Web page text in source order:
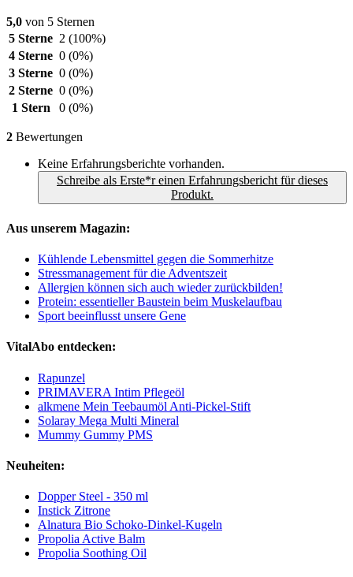
5,0 von 5 Sternen
5 Sterne 2 (100%)
4 Sterne 0 (0%)
3 Sterne 0 (0%)
2 Sterne 0 (0%)
1 Stern
0 (0%)
2 Bewertungen
Keine Erfahrungsberichte vorhanden.
Schreibe als Erste*r einen Erfahrungsbericht für dieses
Produkt.
Aus unserem Magazin:
Kühlende Lebensmittel gegen die Sommerhitze
Stressmanagement für die Adventszeit
Allergien können sich auch wieder zurückbilden!
Protein: essentieller Baustein beim Muskelaufbau
Sport beeinflusst unsere Gene
VitalAbo entdecken:
Rapunzel
PRIMAVERA Intim Pflegeöl
alkmene Mein Teebaumöl Anti-Pickel-Stift
Solaray Mega Multi Mineral
Mummy Gummy PMS
Neuheiten:
Dopper Steel - 350 ml
Instick Zitrone
Alnatura Bio Schoko-Dinkel-Kugeln
Propolia Active Balm
Propolia Soothing Oil